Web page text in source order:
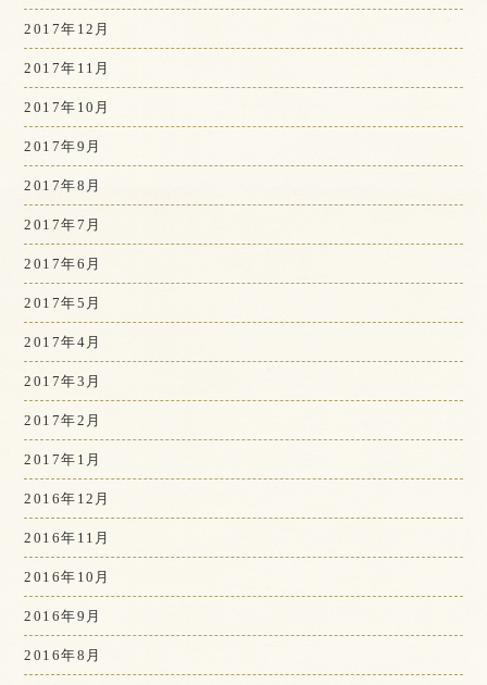
2017年12月
2017年11月
2017年10月
2017年9月
2017年8月
2017年7月
2017年6月
2017年5月
2017年4月
2017年3月
2017年2月
2017年1月
2016年12月
2016年11月
2016年10月
2016年9月
2016年8月